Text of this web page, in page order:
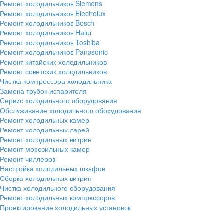
Ремонт холодильников Siemens
Ремонт холодильников Electrolux
Ремонт холодильников Bosch
Ремонт холодильников Haier
Ремонт холодильников Toshiba
Ремонт холодильников Panasonic
Ремонт китайских холодильников
Ремонт советских холодильников
Чистка компрессора холодильника
Замена трубок испарителя
Сервис холодильного оборудования
Обслуживание холодильного оборудования
Ремонт холодильных камер
Ремонт холодильных ларей
Ремонт холодильных витрин
Ремонт морозильных камер
Ремонт чиллеров
Настройка холодильных шкафов
Сборка холодильных витрин
Чистка холодильного оборудования
Ремонт холодильных компрессоров
Проектирование холодильных установок